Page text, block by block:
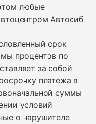
любые
Автосиб
срок
процентов по
за собой
платежа в
суммы
условий
о нарушителе